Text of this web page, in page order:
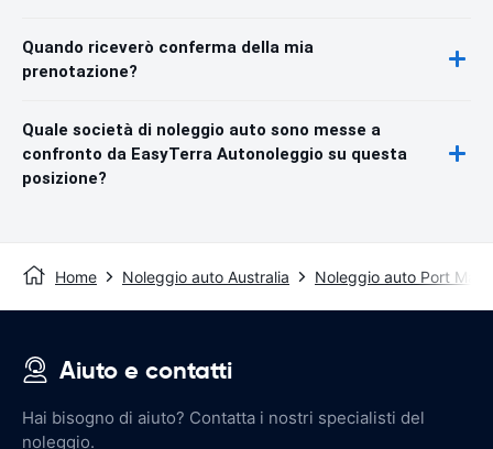
Quando riceverò conferma della mia
prenotazione?
Quale società di noleggio auto sono messe a
confronto da EasyTerra Autonoleggio su questa
posizione?
Home Noleggio auto Australia Noleggio auto Port
Aiuto e contatti
Hai bisogno di aiuto? Contatta i nostri specialisti del
noleggio.